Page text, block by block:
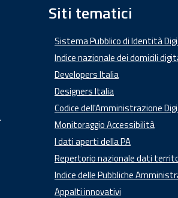
Siti tematici
Sistema Pubblico di Identità
Indice nazionale dei domicili
Developers Italia
Designers Italia
Codice dell'Amministrazione
Monitoraggio Accessibilità
I dati aperti della PA
Repertorio nazionale dati
Indice delle Pubbliche
Appalti innovativi